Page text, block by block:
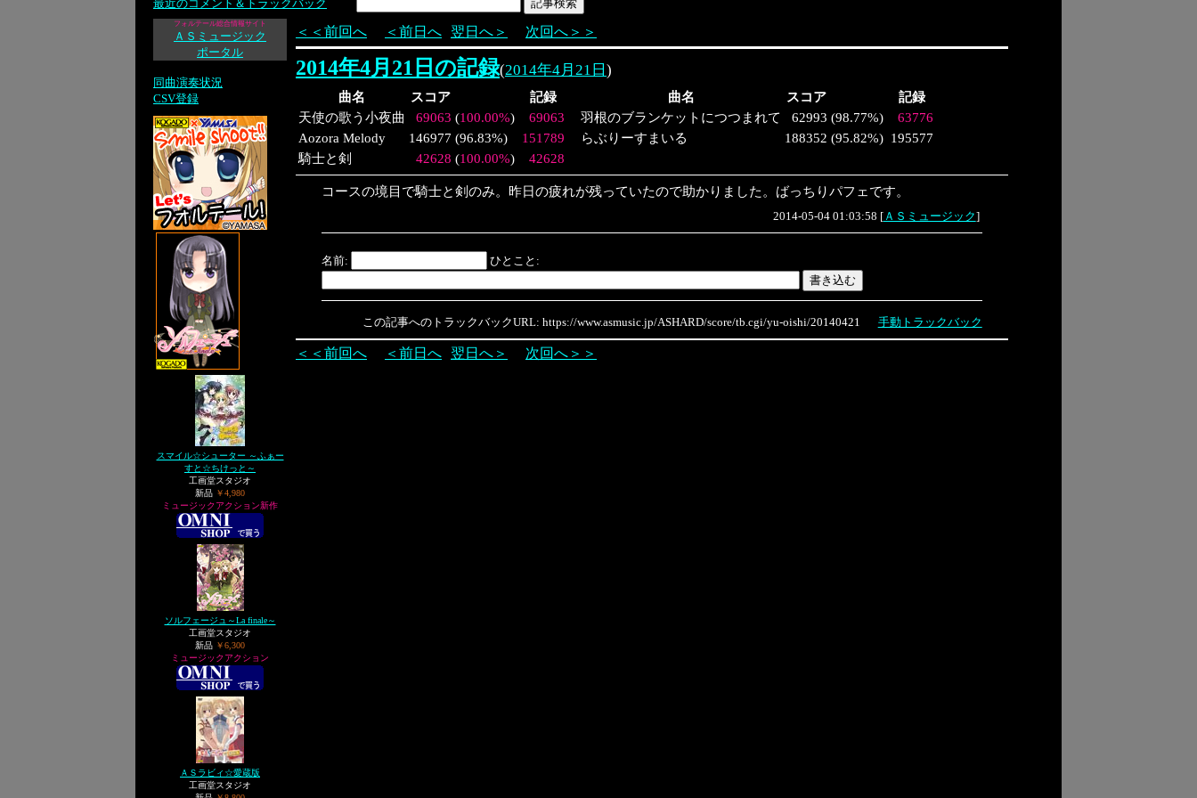
最近のコメント＆トラックバック
フォルテール総合情報サイト
ＡＳミュージック
ポータル
同曲演奏状況
CSV登録
スマイル☆シューター ～ふぁー
すと☆ちけっと～
工画堂スタジオ
新品 ￥4,980
ミュージックアクション新作
ソルフェージュ～La finale～
工画堂スタジオ
新品 ￥6,300
ミュージックアクション
ＡＳラビィ☆愛蔵版
工画堂スタジオ
＜＜前回へ ＜前日へ 翌日へ＞ 次回へ＞＞
2014年4月21日の記録(2014年4月21日 )
曲名 スコア 記録 曲名 スコア
記録
天使の歌う小夜曲
69063 (100.00%) 69063 羽根のブランケットにつつまれて 62993 (98.77%)
63776
Aozora Melody
146977 (96.83%) 151789 らぶりーすまいる 188352 (95.82%) 195577
騎士と剣
42628 (100.00%) 42628
コースの境目で騎士と剣のみ。昨日の疲れが残っていたので助かりました。ばっちりパフェです。
2014-05-04 01:03:58 [ＡＳミュージック]
名前: ひとこと:
この記事へのトラックバックURL: https://www.asmusic.jp/ASHARD/score/tb.cgi/yu-oishi/20140421 手動トラックバック
＜＜前回へ ＜前日へ 翌日へ＞ 次回へ＞＞